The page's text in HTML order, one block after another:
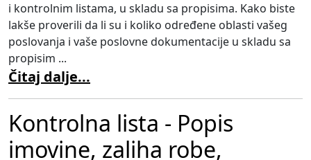
i kontrolnim listama, u skladu sa propisima. Kako biste
lakše proverili da li su i koliko određene oblasti vašeg
poslovanja i vaše poslovne dokumentacije u skladu sa
propisim ...
Čitaj dalje...
Kontrolna lista - Popis
imovine, zaliha robe,